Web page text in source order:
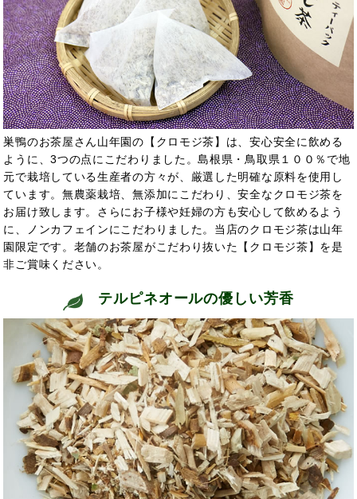
巣鴨のお茶屋さん山年園の【クロモジ茶】は、安心安全に飲める
ように、3つの点にこだわりました。島根県・鳥取県１００％で地
元で栽培している生産者の方々が、厳選した明確な原料を使用し
ています。無農薬栽培、無添加にこだわり、安全なクロモジ茶を
お届け致します。さらにお子様や妊婦の方も安心して飲めるよう
に、ノンカフェインにこだわりました。当店のクロモジ茶は山年
園限定です。老舗のお茶屋がこだわり抜いた【クロモジ茶】を是
非ご賞味ください。
テルピネオールの優しい芳香